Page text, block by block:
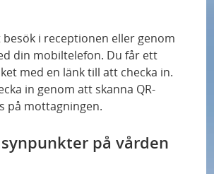
i receptionen eller genom
din mobiltelefon. Du får ett
med en länk till att checka in.
in genom att skanna QR-
på mottagningen.
på vården